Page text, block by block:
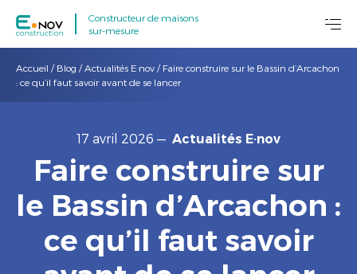
Constructeur de maisons
sur-mesure
Accueil / Blog /Actualités E·nov / Faire construire sur le Bassin d’Arcachon
: ce qu’il faut savoir avant de se lancer
17 avril 2026 — Actualités E·nov
Faire construire sur
le Bassin d’Arcachon :
ce qu’il faut savoir